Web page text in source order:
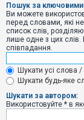
р
а
ц
і
я
Т
е
м
и
б
Пошук за
Ви можете
перед словами, які
список слів,
лише одне з цих слів.
співпадання.
Шукати усі слова
Шукати будь-яке
Шукати за автором:
Використовуйте * в